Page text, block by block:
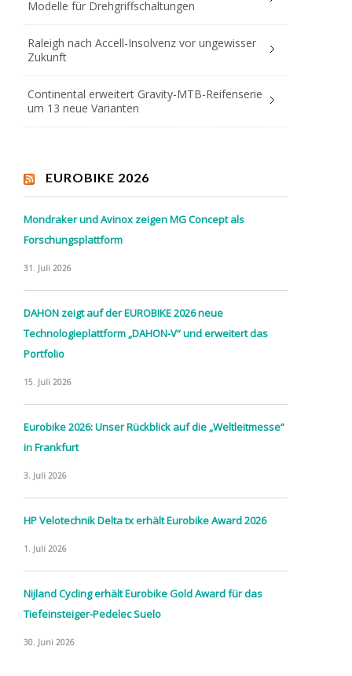
Modelle für Drehgriffschaltungen
Raleigh nach Accell-Insolvenz vor ungewisser
Zukunft
Continental erweitert Gravity-MTB-Reifenserie
um 13 neue Varianten
EUROBIKE 2026
Mondraker und Avinox zeigen MG Concept als
Forschungsplattform
31. Juli 2026
DAHON zeigt auf der EUROBIKE 2026 neue
Technologieplattform „DAHON-V“ und erweitert das
Portfolio
15. Juli 2026
Eurobike 2026: Unser Rückblick auf die „Weltleitmesse“
in Frankfurt
3. Juli 2026
HP Velotechnik Delta tx erhält Eurobike Award 2026
1. Juli 2026
Nijland Cycling erhält Eurobike Gold Award für das
Tiefeinsteiger-Pedelec Suelo
30. Juni 2026